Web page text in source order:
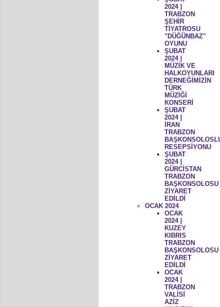
2024 |
TRABZON
ŞEHİR
TİYATROSU
"DÜĞÜNBAZ"
OYUNU
ŞUBAT
2024 |
MÜZİK VE
HALKOYUNLARI
DERNEĞİMİZİN
TÜRK
MÜZİĞİ
KONSERİ
ŞUBAT
2024 |
İRAN
TRABZON
RESEPSİYONU
ŞUBAT
2024 |
GÜRCİSTAN
TRABZON
BAŞKONSOLOSU
ZİYARET
EDİLDİ
OCAK 2024
OCAK
2024 |
KUZEY
KIBRIS
TRABZON
BAŞKONSOLOSU
ZİYARET
EDİLDİ
OCAK
2024 |
TRABZON
VALİSİ
AZİZ